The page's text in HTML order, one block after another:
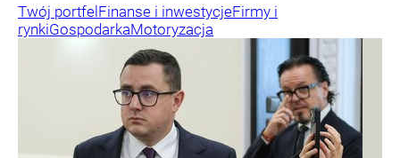
Twój portfelFinanse i inwestycjeFirmy i
rynkiGospodarkaMotoryzacja